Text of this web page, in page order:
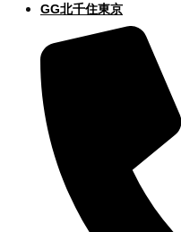
GG北千住東京